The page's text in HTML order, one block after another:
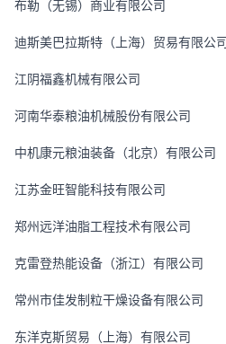
布勒（无锡）商业有限公司
迪斯美巴拉斯特（上海）贸易有限公司
江阴福鑫机械有限公司
河南华泰粮油机械股份有限公司
中机康元粮油装备（北京）有限公司
江苏金旺智能科技有限公司
郑州远洋油脂工程技术有限公司
克雷登热能设备（浙江）有限公司
常州市佳发制粒干燥设备有限公司
东洋克斯贸易（上海）有限公司